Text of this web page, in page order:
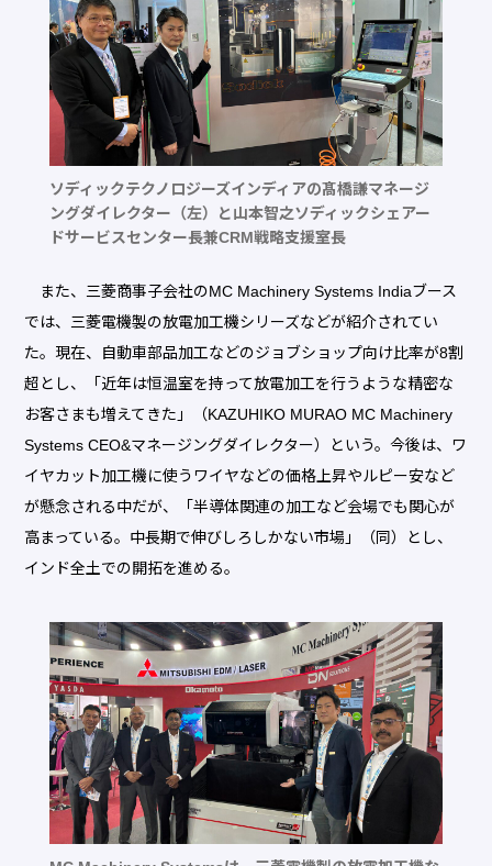
ソディックテクノロジーズインディアの髙橋謙マネージ
ングダイレクター（左）と山本智之ソディックシェアー
ドサービスセンター長兼CRM戦略支援室長
また、三菱商事子会社のMC Machinery Systems Indiaブース
では、三菱電機製の放電加工機シリーズなどが紹介されてい
た。現在、自動車部品加工などのジョブショップ向け比率が8割
超とし、「近年は恒温室を持って放電加工を行うような精密な
お客さまも増えてきた」（KAZUHIKO MURAO MC Machinery
Systems CEO&マネージングダイレクター）という。今後は、ワ
イヤカット加工機に使うワイヤなどの価格上昇やルピー安など
が懸念される中だが、「半導体関連の加工など会場でも関心が
高まっている。中長期で伸びしろしかない市場」（同）とし、
インド全土での開拓を進める。